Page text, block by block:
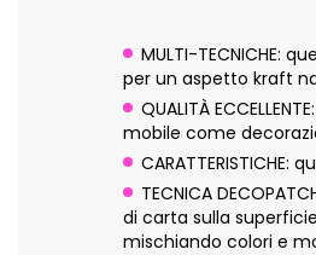
MULTI-TECNICHE:
per un aspetto kraft
QUALITÀ
mobile come
TECNICA
di carta sulla
mischiando colori e